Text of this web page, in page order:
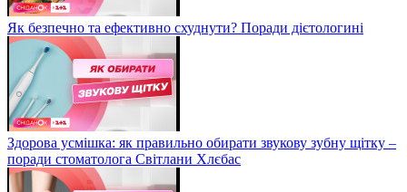
Як безпечно та ефективно схуднути? Поради дієтологині
Здорова усмішка: як правильно обирати звукову зубну щітку –
поради стоматолога Світлани Хлєбас